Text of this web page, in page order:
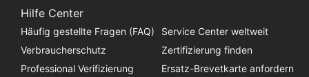
Hilfe Center
Häufig gestellte Fragen (FAQ)
Service Center weltweit
Verbraucherschutz
Zertifizierung finden
Professional Verifizierung
Ersatz-Brevetkarte anfordern